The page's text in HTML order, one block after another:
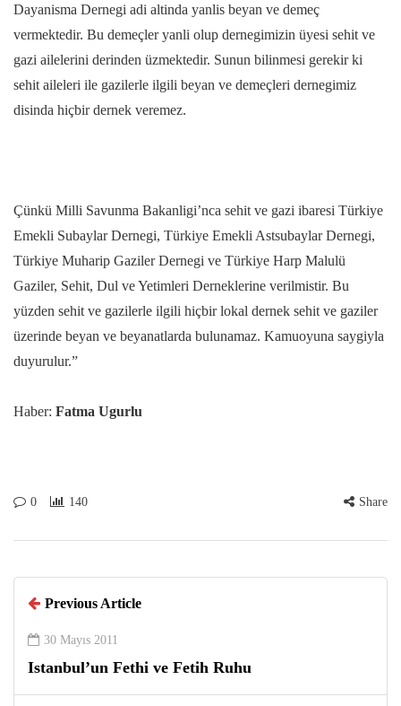
Dayanisma Dernegi adi altinda yanlis beyan ve demeç
vermektedir. Bu demeçler yanli olup dernegimizin üyesi sehit ve
gazi ailelerini derinden üzmektedir. Sunun bilinmesi gerekir ki
sehit aileleri ile gazilerle ilgili beyan ve demeçleri dernegimiz
disinda hiçbir dernek veremez.
Çünkü Milli Savunma Bakanligi’nca sehit ve gazi ibaresi Türkiye
Emekli Subaylar Dernegi, Türkiye Emekli Astsubaylar Dernegi,
Türkiye Muharip Gaziler Dernegi ve Türkiye Harp Malulü
Gaziler, Sehit, Dul ve Yetimleri Derneklerine verilmistir. Bu
yüzden sehit ve gazilerle ilgili hiçbir lokal dernek sehit ve gaziler
üzerinde beyan ve beyanatlarda bulunamaz. Kamuoyuna saygiyla
duyurulur.”
Haber: Fatma Ugurlu
0 140 Share
Previous Article
30 Mayıs 2011
Istanbul’un Fethi ve Fetih Ruhu